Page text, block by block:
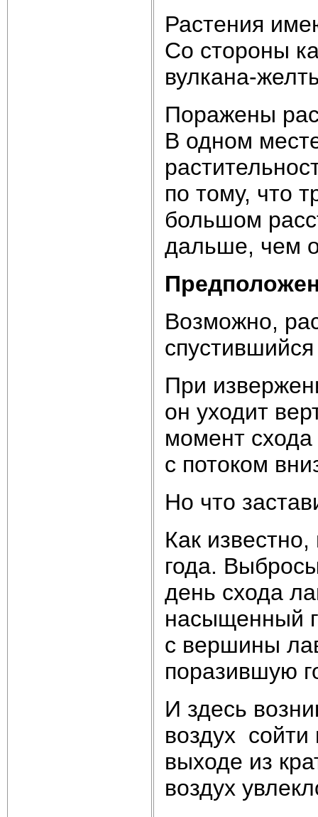
Растения
Со стороны
вулкана-
Поражены
В одном
по тому, что
большом
дальше, чем
Возможно,
При
он уходит
момент
с потоком
Но что
Как
года.
день схода
насыщенный
с вершины
поразившую
И здесь
воздух
выходе из
воздух